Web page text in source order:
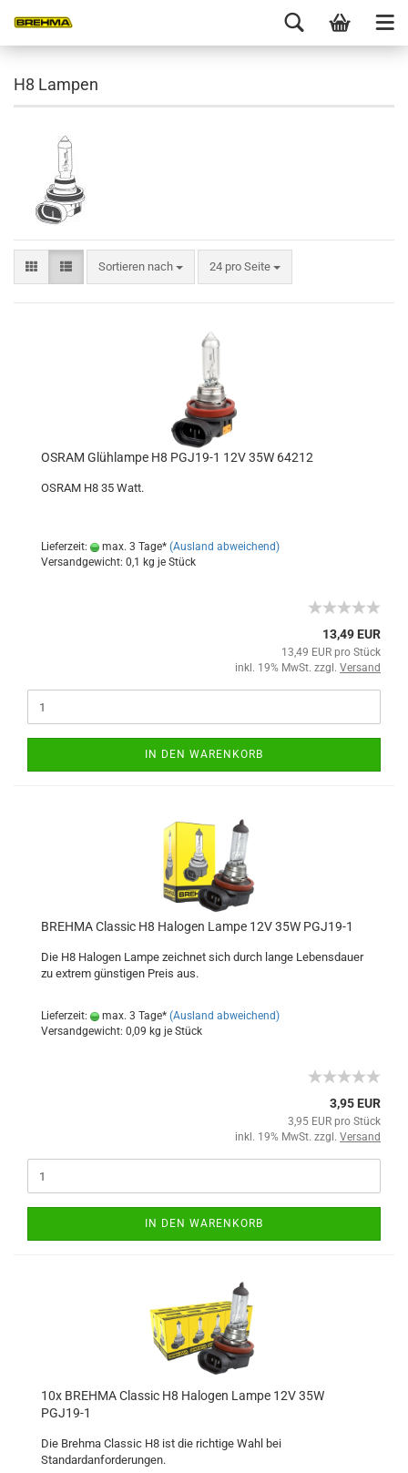
H8 Lampen
Sortieren nach 24 pro Seite
OSRAM Glühlampe H8 PGJ19-1 12V 35W 64212
OSRAM H8 35 Watt.
Lieferzeit: max. 3 Tage* (Ausland abweichend)
Versandgewicht: 0,1 kg je Stück
13,49 EUR
13,49 EUR pro Stück
inkl. 19% MwSt. zzgl. Versand
IN DEN WARENKORB
BREHMA Classic H8 Halogen Lampe 12V 35W PGJ19-1
Die H8 Halogen Lampe zeichnet sich durch lange Lebensdauer
zu extrem günstigen Preis aus.
Lieferzeit: max. 3 Tage* (Ausland abweichend)
Versandgewicht: 0,09 kg je Stück
3,95 EUR
3,95 EUR pro Stück
inkl. 19% MwSt. zzgl. Versand
IN DEN WARENKORB
10x BREHMA Classic H8 Halogen Lampe 12V 35W
PGJ19-1
Die Brehma Classic H8 ist die richtige Wahl bei
Standardanforderungen.